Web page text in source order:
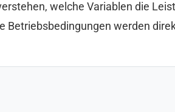
welche Variablen die
Betriebsbedingungen werden